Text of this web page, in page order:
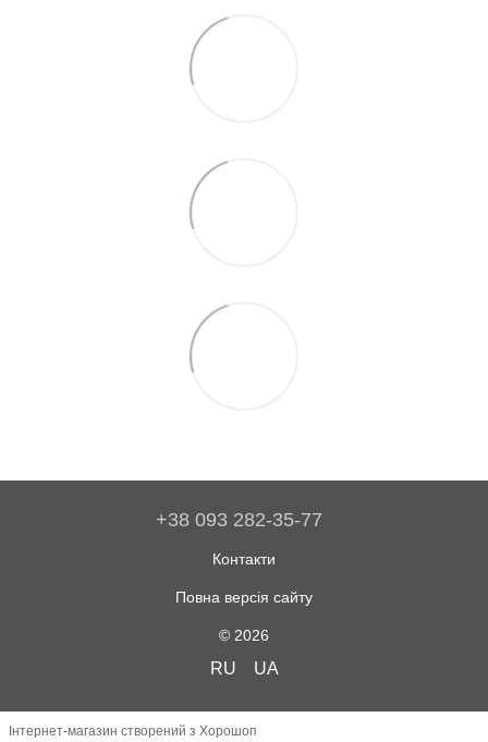
+38 093 282-35-77
Контакти
Повна версія сайту
© 2026
RU UA
Інтернет-магазин створений з Хорошоп